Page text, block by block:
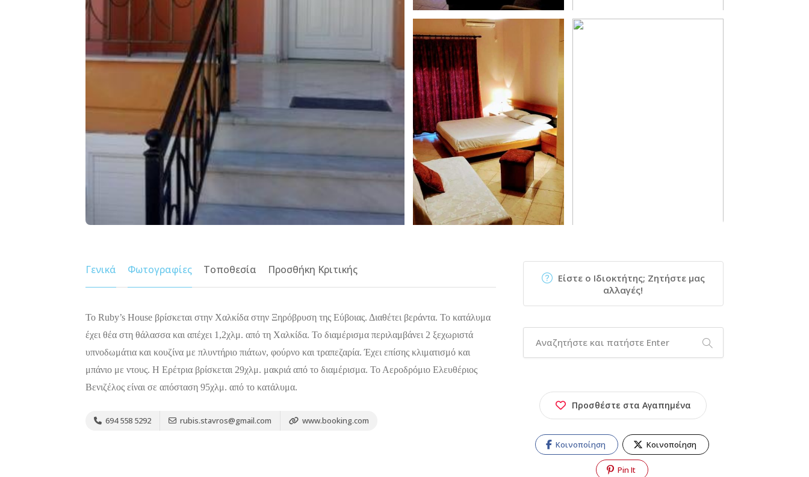
Γενικά Φωτογραφίες Τοποθεσία Προσθήκη Κριτικής
Το Ruby’s House βρίσκεται στην Χαλκίδα στην Ξηρόβρυση της Εύβοιας. Διαθέτει βεράντα. Το κατάλυμα
έχει θέα στη θάλασσα και απέχει 1,2χλμ. από τη Χαλκίδα. Το διαμέρισμα περιλαμβάνει 2 ξεχωριστά
υπνοδωμάτια και κουζίνα με πλυντήριο πιάτων, φούρνο και τραπεζαρία. Έχει επίσης κλιματισμό και
μπάνιο με ντους. Η Ερέτρια βρίσκεται 29χλμ. μακριά από το διαμέρισμα. Το Αεροδρόμιο Ελευθέριος
Βενιζέλος είναι σε απόσταση 95χλμ. από το κατάλυμα.
694 558 5292 rubis.stavros@gmail.com www.booking.com
Είστε ο Ιδιοκτήτης; Ζητήστε μας
αλλαγές!
Προσθέστε στα Αγαπημένα
Κοινοποίηση Κοινοποίηση
Pin It